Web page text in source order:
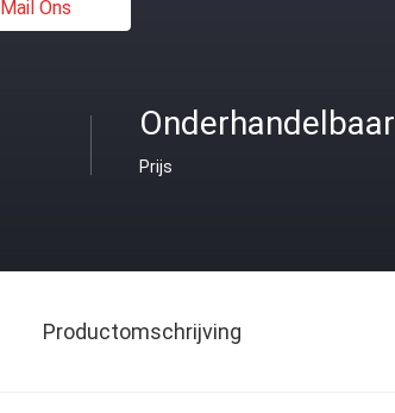
Mail Ons
Onderhandelbaar
Prijs
Productomschrijving